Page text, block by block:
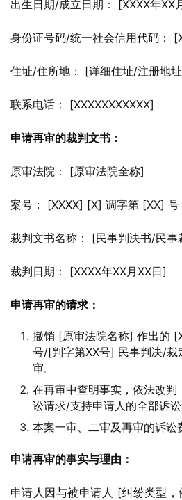
出生日期/成立日期： [XXXX年XX
身份证号码/统一社会信用代码：
住址/住所地： [详细住址/注册地
联系电话： [XXXXXXXXXXX]
申请再审的裁判文书：
原审法院： [原审法院全称]
案号： [XXXX] [X] 调字第 [XX]
裁判文书名称： [民事判决书/民事
裁判日期： [XXXX年XX月XX日]
申请再审的请求：
撤销 [原审法院名称] 作出的
号/[判字第XX号] 民事判决/裁
审。
在再审中查明事实，依法改
讼请求/支持申请人的全部诉讼
本案一审、二审及再审的诉讼
申请再审的事实与理由：
申请人因与被申请人 [纠纷类型